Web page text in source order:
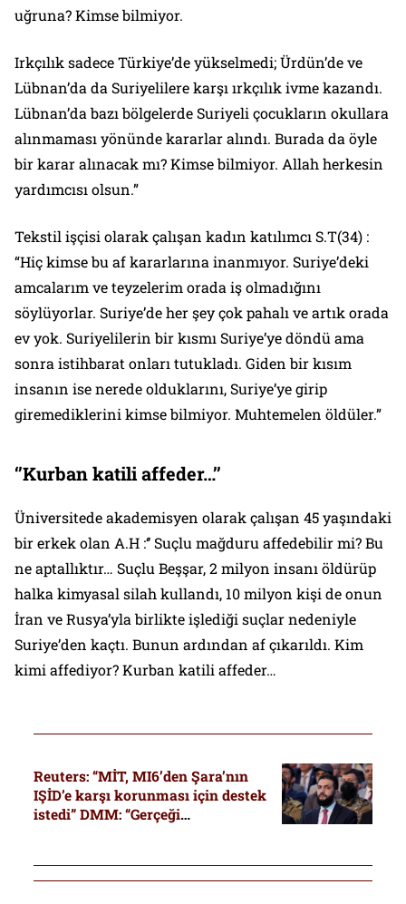
uğruna? Kimse bilmiyor.
Irkçılık sadece Türkiye’de yükselmedi; Ürdün’de ve
Lübnan’da da Suriyelilere karşı ırkçılık ivme kazandı.
Lübnan’da bazı bölgelerde Suriyeli çocukların okullara
alınmaması yönünde kararlar alındı. Burada da öyle
bir karar alınacak mı? Kimse bilmiyor. Allah herkesin
yardımcısı olsun.”
Tekstil işçisi olarak çalışan kadın katılımcı S.T(34) :
“Hiç kimse bu af kararlarına inanmıyor. Suriye’deki
amcalarım ve teyzelerim orada iş olmadığını
söylüyorlar. Suriye’de her şey çok pahalı ve artık orada
ev yok. Suriyelilerin bir kısmı Suriye’ye döndü ama
sonra istihbarat onları tutukladı. Giden bir kısım
insanın ise nerede olduklarını, Suriye’ye girip
giremediklerini kimse bilmiyor. Muhtemelen öldüler.”
‘’Kurban katili affeder…’’
Üniversitede akademisyen olarak çalışan 45 yaşındaki
bir erkek olan A.H :‘’ Suçlu mağduru affedebilir mi? Bu
ne aptallıktır… Suçlu Beşşar, 2 milyon insanı öldürüp
halka kimyasal silah kullandı, 10 milyon kişi de onun
İran ve Rusya’yla birlikte işlediği suçlar nedeniyle
Suriye’den kaçtı. Bunun ardından af çıkarıldı. Kim
kimi affediyor? Kurban katili affeder…
Reuters: “MİT, MI6’den Şara’nın
IŞİD’e karşı korunması için destek
istedi” DMM: “Gerçeği